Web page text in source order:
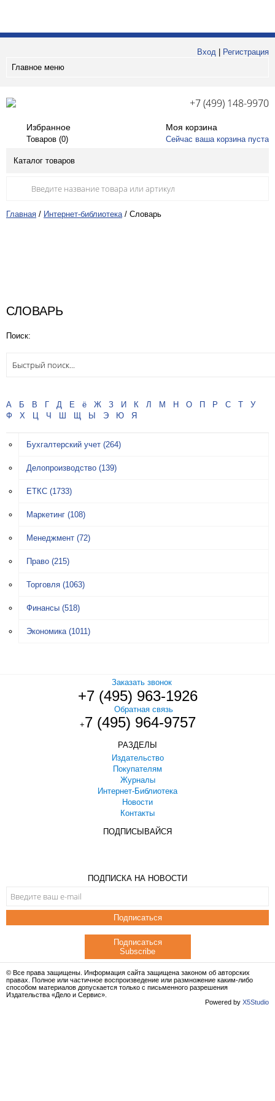
Вход
Регистрация
Главное меню
+7 (499) 148-9970
Избранное
Товаров (0)
Моя корзина
Сейчас ваша корзина пуста
Каталог товаров
Главная / Интернет-библиотека / Словарь
СЛОВАРЬ
Поиск:
А Б В Г Д Е ё Ж З И К Л М Н О П Р С Т
У
Ф
Х Ц Ч Ш Щ Ы Э Ю Я
Бухгалтерский учет (264)
Делопроизводство (139)
ЕТКС (1733)
Маркетинг (108)
Менеджмент (72)
Право (215)
Торговля (1063)
Финансы (518)
Экономика (1011)
Заказать звонок
+7 (495) 963-1926
Обратная связь
+7 (495) 964-9757
РАЗДЕЛЫ
Издательство
Покупателям
Журналы
Интернет-Библиотека
Новости
Контакты
ПОДПИСЫВАЙСЯ
ПОДПИСКА НА НОВОСТИ
Подписаться
Подписаться
Subscribe
© Все права защищены. Информация сайта защищена законом об авторских
правах. Полное или частичное воспроизведение или размножение каким-либо
способом материалов допускается только с письменного разрешения
Издательства «Дело и Сервис».
Powered by X5Studio